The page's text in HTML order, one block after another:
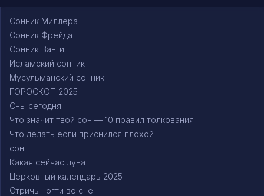
Сонник Миллера
Сонник Фрейда
Сонник Ванги
Исламский сонник
Мусульманский сонник
ГОРОСКОП 2025
Сны сегодня
Что значит твой сон — 10 правил толкования
Что делать если приснился плохой
сон
Какая сейчас луна
Церковный календарь 2025
Стричь ногти во сне